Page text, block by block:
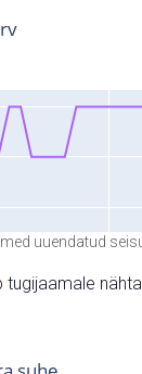
uuendatud
tugijaamale